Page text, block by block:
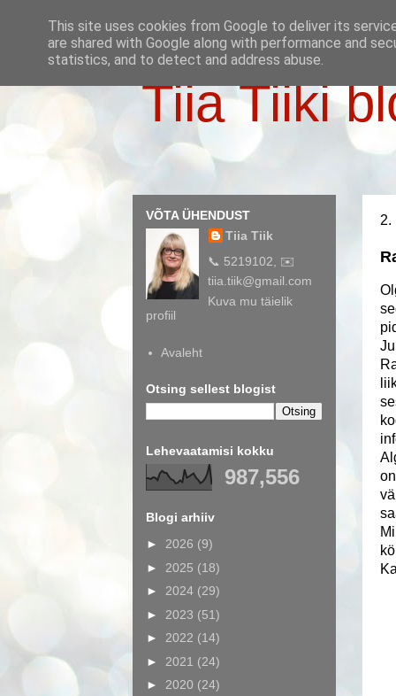
Tiia Tiiki
2.
VÕTA ÜHENDUST
Tiia Tiik
📞 5219102, ✉️
tiia.tiik@gmail.com
Kuva mu täielik
profiil
Avaleht
Otsing sellest blogist
Lehevaatamisi kokku
987,556
Blogi arhiiv
► 2026 (9)
► 2025 (18)
► 2024 (29)
► 2023 (51)
► 2022 (14)
► 2021 (24)
► 2020 (24)
This site uses cookies from Google to deliver its
are shared with Google along with performance and
statistics, and to detect and address abuse.